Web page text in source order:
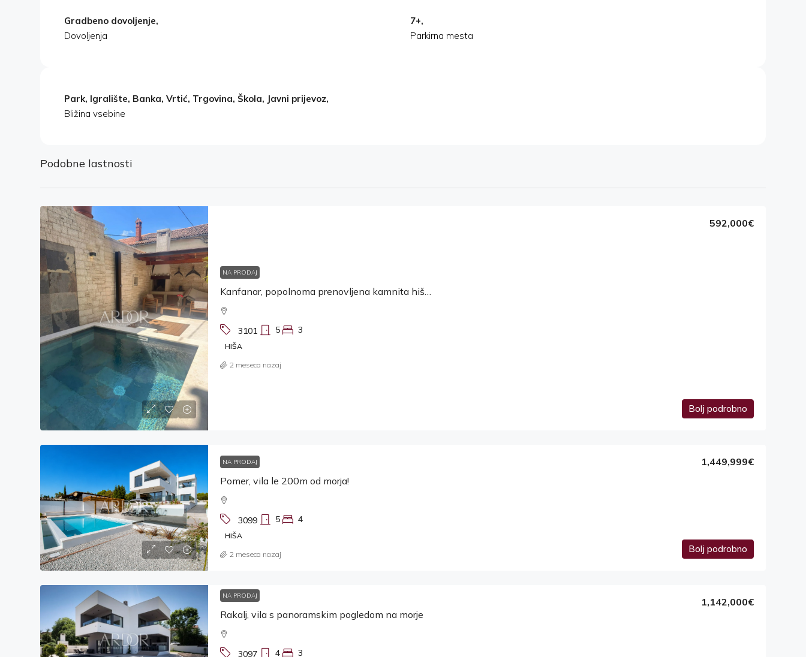
Gradbeno dovoljenje,
Dovoljenja
7+,
Parkirna mesta
Park, Igralište, Banka, Vrtić, Trgovina, Škola, Javni prijevoz,
Bližina vsebine
Podobne lastnosti
NA PRODAJ
Kanfanar, popolnoma prenovljena kamnita hiša z bazenom
592,000€
3101 5 3
HIŠA
Bolj podrobno
2 meseca nazaj
NA PRODAJ
Pomer, vila le 200m od morja!
1,449,999€
3099 5 4
HIŠA
Bolj podrobno
2 meseca nazaj
NA PRODAJ
Rakalj, vila s panoramskim pogledom na morje
1,142,000€
3097 4 3